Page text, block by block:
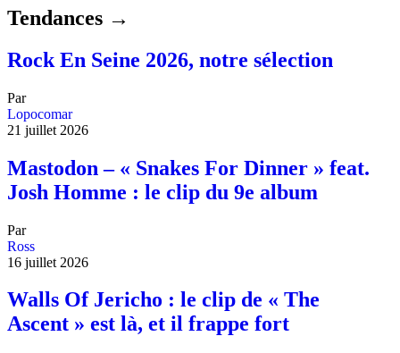
Tendances →
Rock En Seine 2026, notre sélection
Par
Lopocomar
21 juillet 2026
Mastodon – « Snakes For Dinner » feat.
Josh Homme : le clip du 9e album
Par
Ross
16 juillet 2026
Walls Of Jericho : le clip de « The
Ascent » est là, et il frappe fort